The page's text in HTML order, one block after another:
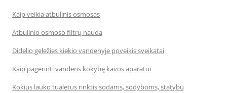
Kaip veikia atbulinis osmosas
Atbulinio osmoso filtrų nauda
Didelio geležies kiekio vandenyje poveikis sveikatai
Kaip pagerinti vandens kokybę kavos aparatui
Kokius lauko tualetus rinktis sodams, sodyboms, statybų